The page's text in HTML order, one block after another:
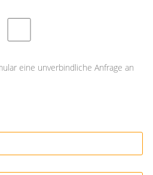
eine unverbindliche Anfrage an